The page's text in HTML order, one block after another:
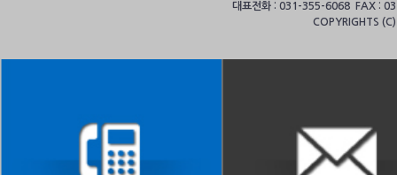
대표전화 : 031-355-6068 FAX :
COPYRIGHTS (C)